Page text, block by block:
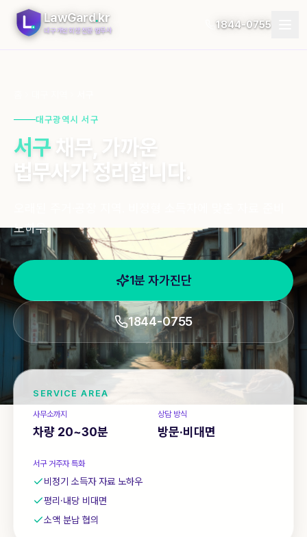
LawGard.kr
대구 개인회생 전문 법무사 1844-0755
개인파산
절차
지역
후기
상담 신청1844-0755
대구광역시 서구
서구채무, 가까운
법무사가 정리합니다.
노하우.
1분 자가진단
1844-0755
SERVICE AREA
사무소까지
차량 20~30분
상담 방식
방문·비대면
서구거주자 특화
비정기 소득자 자료 노하우
평리·내당 비대면
소액 분납 협의